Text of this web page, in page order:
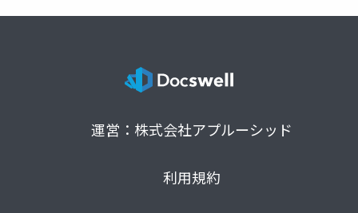
運営：株式会社アプルーシッド
利用規約